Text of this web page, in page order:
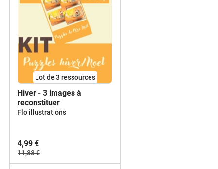
Lot de 3 ressources
Hiver - 3 images à
reconstituer
Flo illustrations
4,99 €
11,88 €